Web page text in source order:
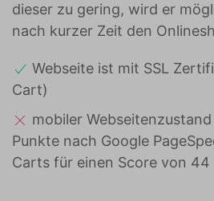
dieser zu gering, wird er
nach kurzer Zeit den
Webseite ist mit SSL
Cart)
mobiler
Punkte nach Google
Carts für einen Score von 44